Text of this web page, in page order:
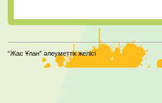
“Жас Ұлан” әлеуметтік желісі